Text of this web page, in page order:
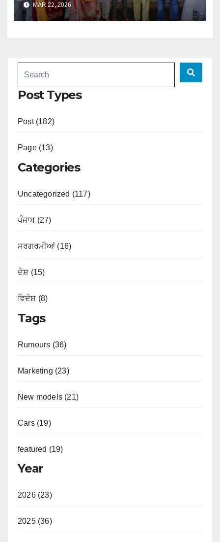
MAR 22, 2026
Post Types
Post (182)
Page (13)
Categories
Uncategorized (117)
ਪੰਜਾਬ (27)
ਸਰਗਰਮੀਆਂ (16)
ਦੇਸ਼ (15)
ਵਿਦੇਸ਼ (8)
Tags
Rumours (36)
Marketing (23)
New models (21)
Cars (19)
featured (19)
Year
2026 (23)
2025 (36)